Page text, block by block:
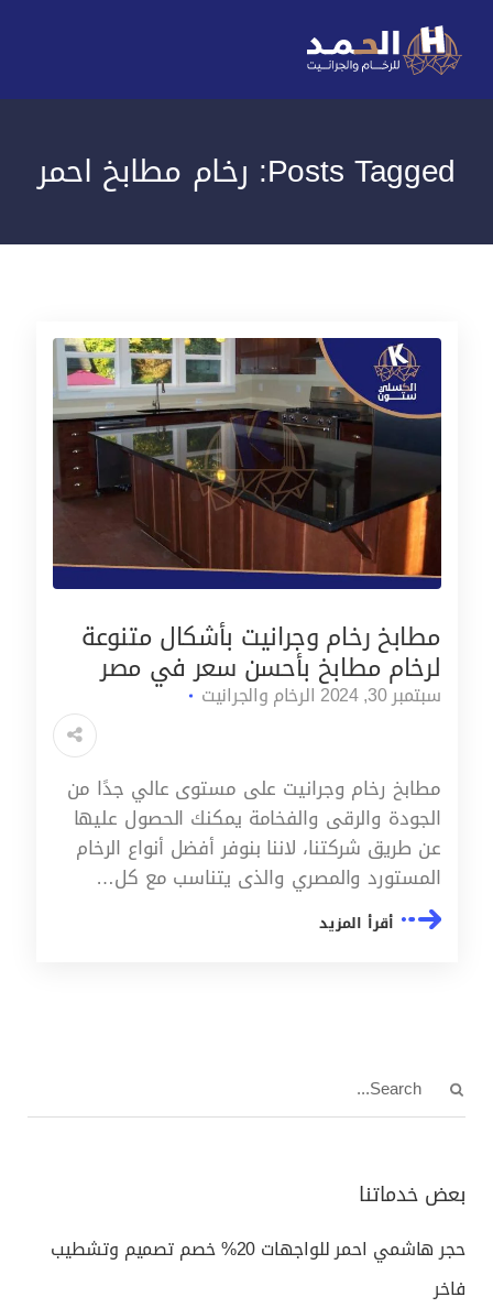
Posts Tagged: رخام مطابخ احمر
مطابخ رخام وجرانيت بأشكال متنوعة
لرخام مطابخ بأحسن سعر في مصر
سبتمبر 30, 2024 الرخام والجرانيت
مطابخ رخام وجرانيت على مستوى عالي جدًا من
الجودة والرقى والفخامة يمكنك الحصول عليها
عن طريق شركتنا، لاننا بنوفر أفضل أنواع الرخام
المستورد والمصري والذى يتناسب مع كل…
أقرأ المزيد
بعض خدماتنا
حجر هاشمي احمر للواجهات 20% خصم تصميم وتشطيب
فاخر